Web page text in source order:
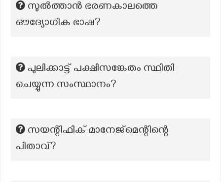
സുൽത്താൻ ഭരണകാലത്തെ
ഔദ്യോഗിക ഭാഷ?
പുലിക്കാട്ട് പക്ഷിസങ്കേതം സ്ഥിതി
ചെയ്യുന്ന സംസ്ഥാനം?
സയന്റിഫിക് മാനേജ്‌മെന്റിന്റെ
പിതാവ്?